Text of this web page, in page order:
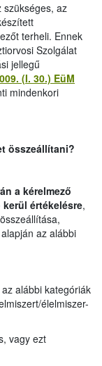
szükséges, az
terheli. Ennek
Szolgálat
jellegű
(I. 30.) EüM
mindenkori
összeállítani?
a kérelmező
értékelésre,
alapján az alábbi
alábbi kategóriák
élelmiszer-
vagy ezt